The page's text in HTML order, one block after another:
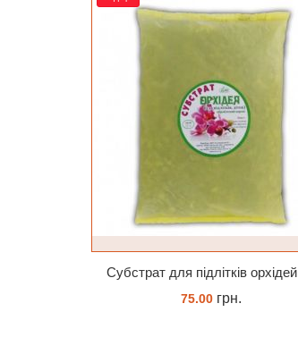
Лечуза BASICPON 12 літрів
1125.86грн.